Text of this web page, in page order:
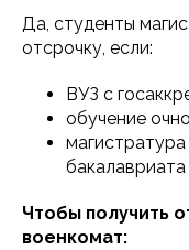
Да, студенты
отсрочку, если:
ВУЗ с
обучение
магистратура
бакалавриата
Чтобы получить
военкомат: